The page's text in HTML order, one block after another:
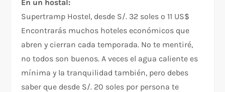
En un hostal:
Supertramp Hostel, desde S/. 32 soles o 11 US$
Encontrarás muchos hoteles económicos que
abren y cierran cada temporada. No te mentiré,
no todos son buenos. A veces el agua caliente es
mínima y la tranquilidad también, pero debes
saber que desde S/. 20 soles por persona te